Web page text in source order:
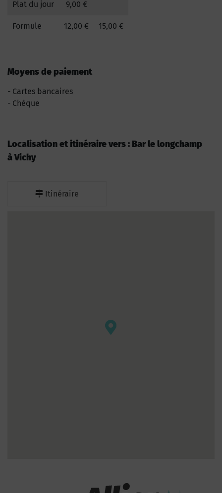
Plat du jour 9,00 €
Formule 12,00 € 15,00 €
Moyens de paiement
Cartes bancaires
Chèque
Localisation et itinéraire vers : Bar le longchamp
à Vichy
Itinéraire